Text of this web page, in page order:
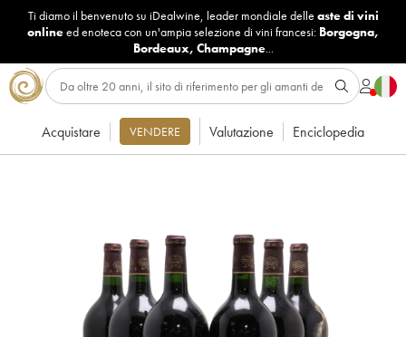
Ti diamo il benvenuto su iDealwine, leader mondiale delle aste di vini
onlineed enoteca con un'ampia selezione di vini francesi: Borgogna,
Bordeaux, Champagne...
Acquistare VENDERE Valutazione Enciclopedia